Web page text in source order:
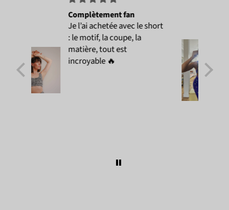
Complètement fan
Je l’ai achetée avec le short
: le motif, la coupe, la
matière, tout est
incroyable 🔥